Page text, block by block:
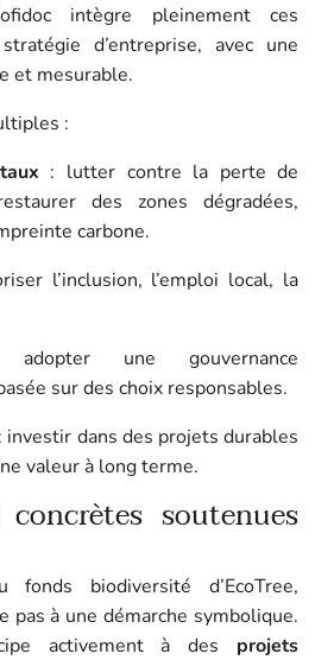
intègre pleinement ces
d’entreprise, avec une
et mesurable.
:
: lutter contre la perte de
des zones dégradées,
carbone.
l’inclusion, l’emploi local, la
une gouvernance
sur des choix responsables.
dans des projets durables
valeur à long terme.
soutenues
fonds biodiversité d’EcoTree,
pas à une démarche symbolique.
activement à des projets